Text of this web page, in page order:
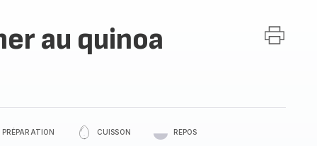
au quinoa
PRÉPARATION CUISSON REPOS